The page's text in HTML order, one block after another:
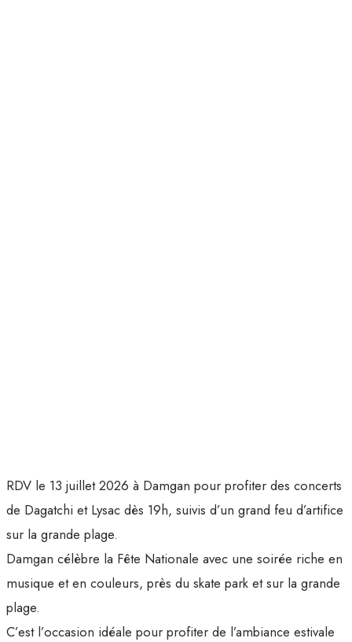
RDV le 13 juillet 2026 à Damgan pour profiter des concerts
de Dagatchi et Lysac dès 19h, suivis d’un grand feu d’artifice
sur la grande plage.
Damgan célèbre la Fête Nationale avec une soirée riche en
musique et en couleurs, près du skate park et sur la grande
plage.
C’est l’occasion idéale pour profiter de l’ambiance estivale